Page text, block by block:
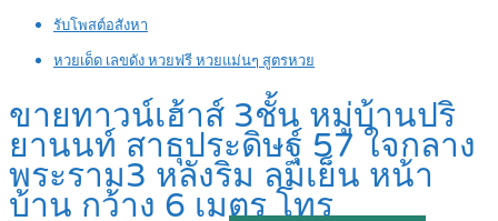
รับโพสต์อสังหา
หวยเด็ด เลขดัง หวยฟรี หวยแม่นๆ สูตรหวย
ขายทาวน์เฮ้าส์ 3ชั้น หมู่บ้านปริ
ยานนท์ สาธุประดิษฐ์ 57 ใจกลาง
พระราม3 หลังริม ลมเย็น หน้า
บ้าน กว้าง 6 เมตร โทร